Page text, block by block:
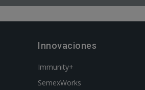
Innovaciones
Immunity+
SemexWorks